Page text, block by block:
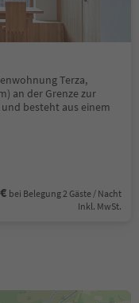
Terza,
an der Grenze zur
besteht aus einem
bei Belegung 2 Gäste / Nacht
Inkl. MwSt.